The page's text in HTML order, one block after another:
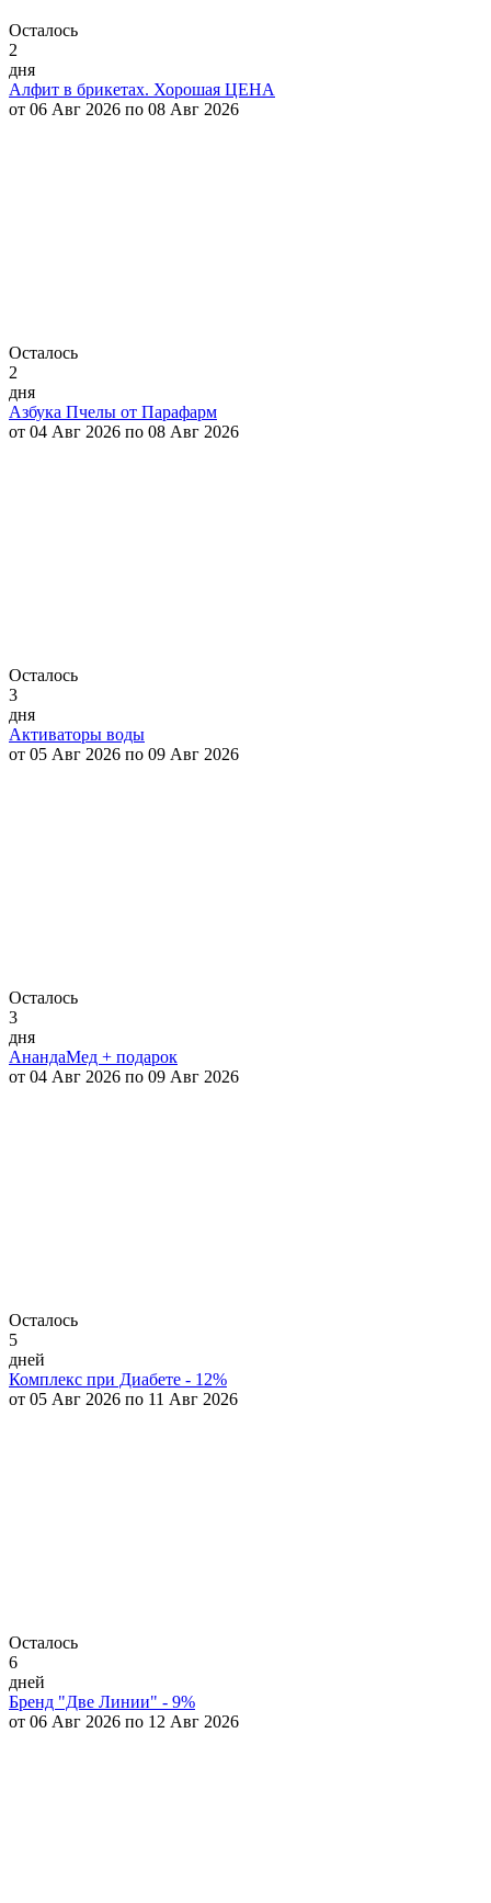
Осталось
2
дня
Алфит в брикетах. Хорошая ЦЕНА
от 06 Авг 2026 по 08 Авг 2026
Осталось
2
дня
Азбука Пчелы от Парафарм
от 04 Авг 2026 по 08 Авг 2026
Осталось
3
дня
Активаторы воды
от 05 Авг 2026 по 09 Авг 2026
Осталось
3
дня
АнандаМед + подарок
от 04 Авг 2026 по 09 Авг 2026
Осталось
5
дней
Комплекс при Диабете - 12%
от 05 Авг 2026 по 11 Авг 2026
Осталось
6
дней
Бренд "Две Линии" - 9%
от 06 Авг 2026 по 12 Авг 2026